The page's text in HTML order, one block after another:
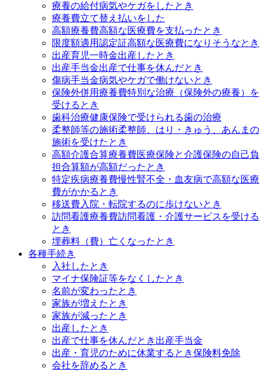
療養の給付病気やケガをしたとき
療養費立て替え払いをした
高額療養費高額な医療費を支払ったとき
限度額適用認定証高額な医療費になりそうなとき
出産育児一時金出産したとき
出産手当金出産で仕事を休んだとき
傷病手当金病気やケガで働けないとき
保険外併用療養費特別な治療（保険外の療養）を
受けるとき
歯科治療健康保険で受けられる歯の治療
柔整師等の施術柔整師、はり・きゅう、あんまの
施術を受けたとき
高額介護合算療養費医療保険と介護保険の自己負
担合算額が高額だったとき
特定疾病療養費慢性腎不全・血友病で高額な医療
費がかかるとき
移送費入院・転院するのに歩けないとき
訪問看護療養費訪問看護・介護サービスを受ける
とき
埋葬料（費） 亡くなったとき
各種手続き
入社したとき
マイナ保険証等をなくしたとき
名前が変わったとき
家族が増えたとき
家族が減ったとき
出産したとき
出産で仕事を休んだとき 出産手当金
出産・育児のために休業するとき保険料免除
会社を辞めるとき